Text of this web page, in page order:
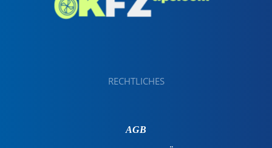
RECHTLICHES
AGB